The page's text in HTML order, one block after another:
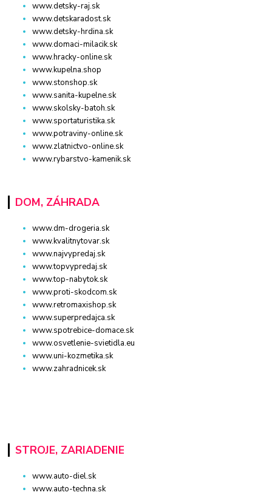
www.detsky-raj.sk
www.detskaradost.sk
www.detsky-hrdina.sk
www.domaci-milacik.sk
www.hracky-online.sk
www.kupelna.shop
www.stonshop.sk
www.sanita-kupelne.sk
www.skolsky-batoh.sk
www.sportaturistika.sk
www.potraviny-online.sk
www.zlatnictvo-online.sk
www.rybarstvo-kamenik.sk
DOM, ZÁHRADA
www.dm-drogeria.sk
www.kvalitnytovar.sk
www.najvypredaj.sk
www.topvypredaj.sk
www.top-nabytok.sk
www.proti-skodcom.sk
www.retromaxishop.sk
www.superpredajca.sk
www.spotrebice-domace.sk
www.osvetlenie-svietidla.eu
www.uni-kozmetika.sk
www.zahradnicek.sk
STROJE, ZARIADENIE
www.auto-diel.sk
www.auto-techna.sk